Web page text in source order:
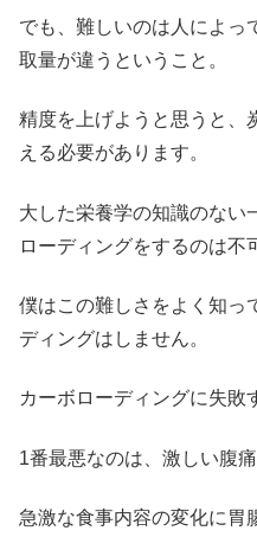
でも、難しいのは人によっ
取量が違うということ。
精度を上げようと思うと、
える必要があります。
大した栄養学の知識のない
ローディングをするのは不
僕はこの難しさをよく知っ
ディングはしません。
カーボローディングに失敗
1番最悪なのは、激しい腹
急激な食事内容の変化に胃